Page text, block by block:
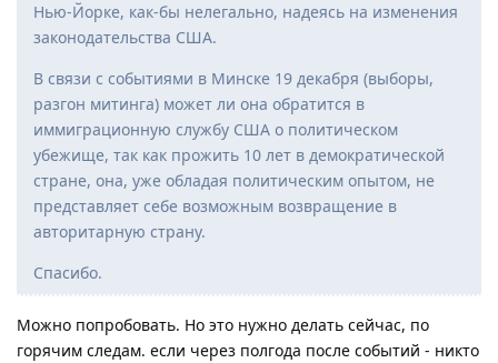
Нью-Йорке, как-бы нелегально, надеясь на изменения
законодательства США.
В связи с событиями в Минске 19 декабря (выборы,
разгон митинга) может ли она обратится в
иммиграционную службу США о политическом
убежище, так как прожить 10 лет в демократической
стране, она, уже обладая политическим опытом, не
представляет себе возможным возвращение в
авторитарную страну.
Спасибо.
Можно попробовать. Но это нужно делать сейчас, по
горячим следам. если через полгода после событий - никто